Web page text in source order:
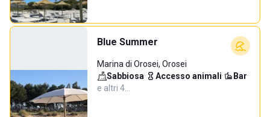
Blue Summer
Marina di Orosei, Orosei
Sabbiosa· Accesso animali· Bar·
e altri 4…